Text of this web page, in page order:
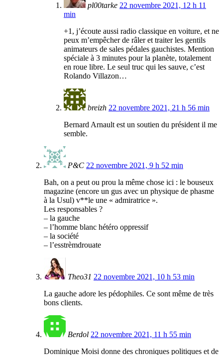
pl00tarke 22 novembre 2021, 12 h 11
min
+1, j’écoute aussi radio classique en voiture, et ne
peux m’empêcher de râler et traiter les gentils
animateurs de sales pédales gauchistes. Mention
spéciale à 3 minutes pour la planète, totalement
en roue libre. Le seul truc qui les sauve, c’est
Rolando Villazon…
breizh 22 novembre 2021, 21 h 56 min
Bernard Arnault est un soutien du président il me
semble.
P&C 22 novembre 2021, 9 h 52 min
Bah, on a peut ou prou la même chose ici : le bouseux
magazine (encore un gus avec un physique de phasme
à la Usul) v**le une « admiratrice ».
Les responsables ?
– la gauche
– l’homme blanc hétéro oppressif
– la société
– l’esstrèmdrouate
Theo31 22 novembre 2021, 10 h 53 min
La gauche adore les pédophiles. Ce sont même de très
bons clients.
Berdol 22 novembre 2021, 11 h 55 min
Dominique Moisi donne des chroniques politiques et de